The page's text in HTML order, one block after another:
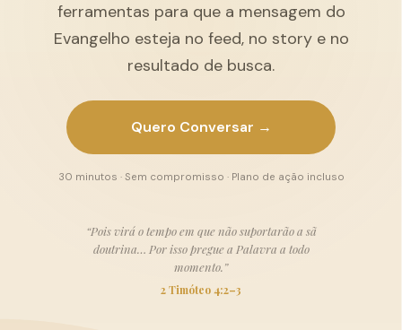
ferramentas para que a mensagem do
Evangelho esteja no feed, no story e no
resultado de busca.
Quero Conversar →
30 minutos · Sem compromisso · Plano de ação incluso
“Pois virá o tempo em que não suportarão a sã
doutrina… Por isso pregue a Palavra a todo
momento.”
2 Timóteo 4:2–3